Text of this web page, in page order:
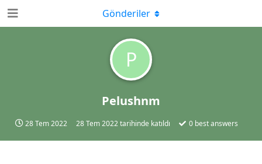
P
Pelushnm
28 Tem 2022 28 Tem 2022tarihinde katıldı 0 best answers
Gönderiler